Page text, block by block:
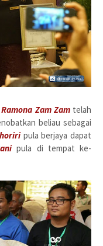
Ramona Zam Zamtelah
beliau sebagai
pula berjaya dapat
pula di tempat ke-